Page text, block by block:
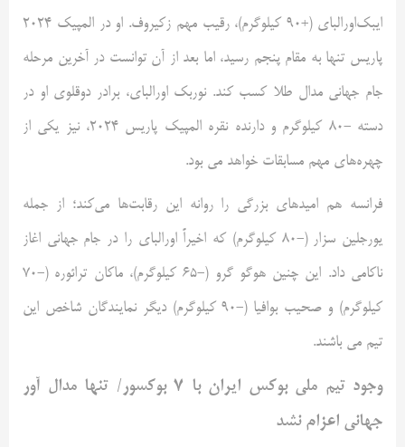
ایبک‌اورالبای (+۹۰ کیلوگرم)، رقیب مهم زکیروف. او در المپیک ۲۰۲۴
پاریس تنها به مقام پنجم رسید، اما بعد از آن توانست در آخرین مرحله
جام جهانی مدال طلا کسب کند. نوربک اورالبای، برادر دوقلوی او در
دسته -۸۰ کیلوگرم و دارنده نقره المپیک پاریس ۲۰۲۴، نیز یکی از
چهره‌های مهم مسابقات خواهد می بود.
فرانسه هم امیدهای بزرگی را روانه این رقابت‌ها می‌کند؛ از جمله
یورجلین سزار (-۸۰ کیلوگرم) که اخیراً اورالبای را در جام جهانی اغاز
ناکامی داد. این چنین هوگو گرو (-۶۵ کیلوگرم)، ماکان ترائوره (-۷۰
کیلوگرم) و صحیب بوافیا (-۹۰ کیلوگرم) دیگر نمایندگان شاخص این
تیم می باشند.
وجود تیم ملی بوکس ایران با ۷ بوکسور/ تنها مدال آور
جهانی اعزام نشد